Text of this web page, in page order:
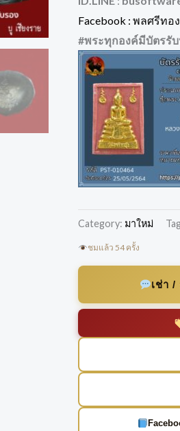
Facebook : พลศรีทอ
#พระทุกองค์มีบัตรรับ
Category: มาใหม่
ชมแล้ว 54 ครั้ง
เช่า